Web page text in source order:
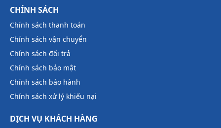
CHÍNH SÁCH
Chính sách thanh toán
Chính sách vận chuyển
Chính sách đổi trả
Chính sách bảo mật
Chính sách bảo hành
Chính sách xử lý khiếu nại
DỊCH VỤ KHÁCH HÀNG